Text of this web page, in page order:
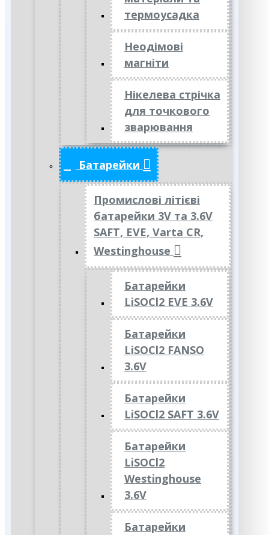
термоусадка
Неодімові
магніти
Нікелева стрічка
для точкового
зварювання
Батарейки
Промислові літієві
батарейки 3V та 3.6V
SAFT, EVE, Varta CR,
Westinghouse
Батарейки
LiSOCl2 EVE 3.6V
Батарейки
LiSOCl2 FANSO
3.6V
Батарейки
LiSOCl2 SAFT 3.6V
Батарейки
LiSOCl2
Westinghouse
3.6V
Батарейки